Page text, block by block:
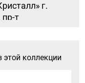
г.
т
№91
этой коллекции